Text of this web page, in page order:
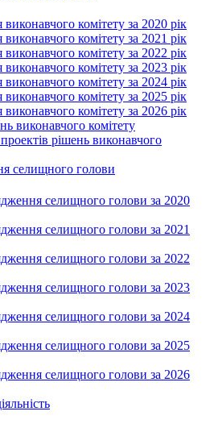
комітету за 2020 рік
комітету за 2021 рік
комітету за 2022 рік
комітету за 2023 рік
комітету за 2024 рік
комітету за 2025 рік
комітету за 2026 рік
виконавчого комітету
рішень виконавчого
селищного голови
селищного голови за 2020
селищного голови за 2021
селищного голови за 2022
селищного голови за 2023
селищного голови за 2024
селищного голови за 2025
селищного голови за 2026